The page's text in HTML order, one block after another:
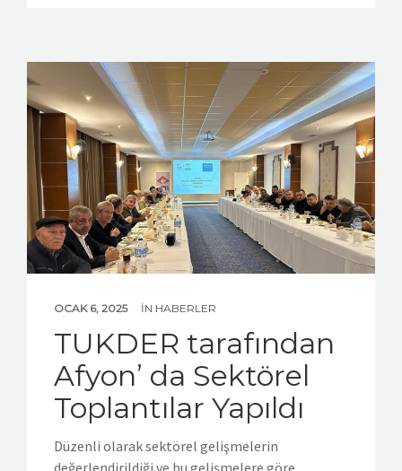
OCAK 6, 2025 IN HABERLER
TUKDER tarafından
Afyon’ da Sektörel
Toplantılar Yapıldı
Düzenli olarak sektörel gelişmelerin
değerlendirildiği ve bu gelişmelere göre